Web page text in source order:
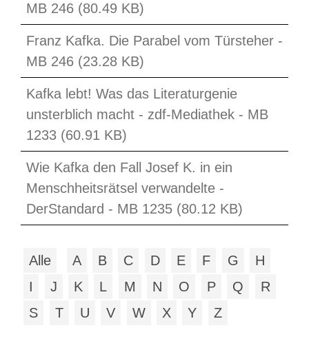
MB 246 (80.49 KB)
Franz Kafka. Die Parabel vom Türsteher -
MB 246 (23.28 KB)
Kafka lebt! Was das Literaturgenie
unsterblich macht - zdf-Mediathek - MB
1233 (60.91 KB)
Wie Kafka den Fall Josef K. in ein
Menschheitsrätsel verwandelte -
DerStandard - MB 1235 (80.12 KB)
Alle A B C D E F G
H
I
J K L M N O P Q
R
S
T U V W X Y Z